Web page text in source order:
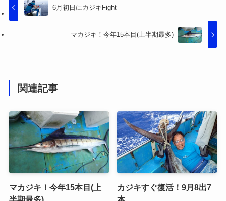
6月初日にカジキFight
マカジキ！今年15本目(上半期最多)
関連記事
マカジキ！今年15本目(上
カジキすぐ復活！9月8出7